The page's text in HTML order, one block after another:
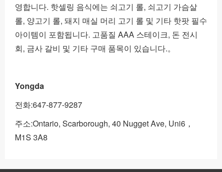
영합니다. 핫셀링 음식에는 쇠고기 롤, 쇠고기 가슴살
롤, 양고기 롤, 돼지 매실 머리 고기 롤 및 기타 핫팟 필수
아이템이 포함됩니다. 고품질 AAA 스테이크, 돈 전시
회, 금사 갈비 및 기타 구매 품목이 있습니다.。
Yongda
전화:647-877-9287
주소:Ontario, Scarborough, 40 Nugget Ave, Uni6，
M1S 3A8